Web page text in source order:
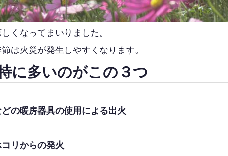
くなってまいりました。
は火災が発生しやすくなります。
に多いのがこの３つ
の暖房器具の使用による出火
リからの発火